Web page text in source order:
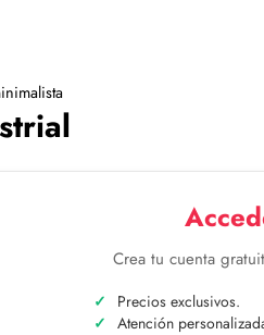
Crea tu cuenta
Precios exclusivos.
Atención